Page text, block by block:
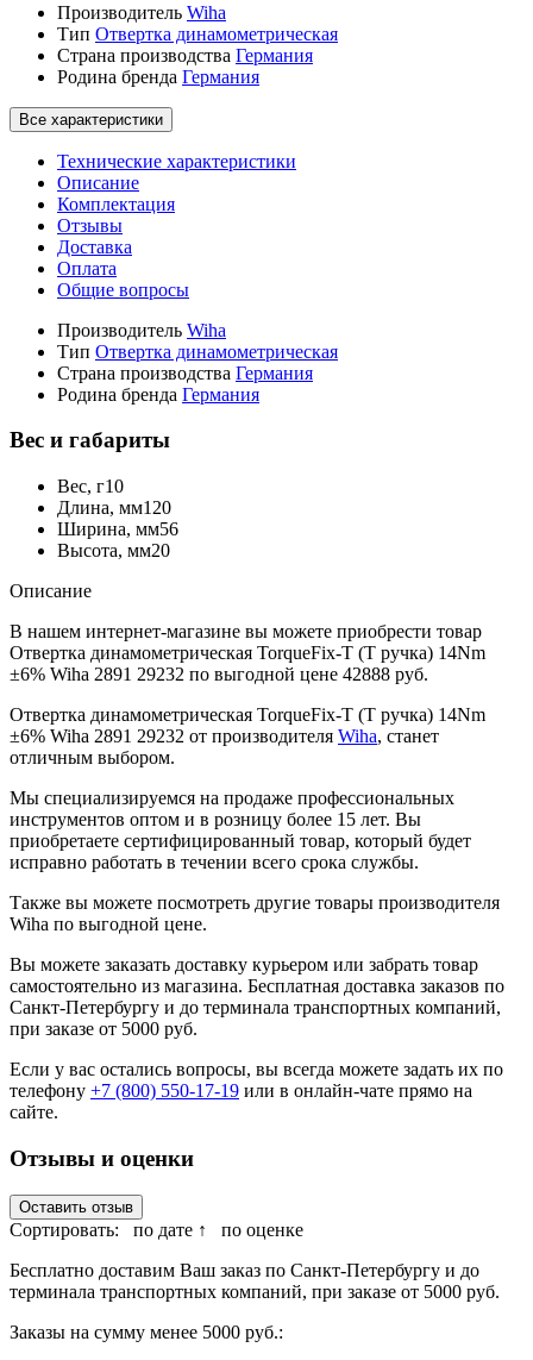
Производитель Wiha
Тип Отвертка динамометрическая
Страна производства Германия
Родина бренда Германия
Все характеристики
Технические характеристики
Описание
Комплектация
Отзывы
Доставка
Оплата
Общие вопросы
Производитель Wiha
Тип Отвертка динамометрическая
Страна производства Германия
Родина бренда Германия
Вес и габариты
Вес, г10
Длина, мм120
Ширина, мм56
Высота, мм20
Описание
В нашем интернет-магазине вы можете приобрести товар
Отвертка динамометрическая TorqueFix-T (Т ручка) 14Nm
±6% Wiha 2891 29232 по выгодной цене 42888 руб.
Отвертка динамометрическая TorqueFix-T (Т ручка) 14Nm
±6% Wiha 2891 29232 от производителя Wiha, станет
отличным выбором.
Мы специализируемся на продаже профессиональных
инструментов оптом и в розницу более 15 лет. Вы
приобретаете сертифицированный товар, который будет
исправно работать в течении всего срока службы.
Также вы можете посмотреть другие товары производителя
Wiha по выгодной цене.
Вы можете заказать доставку курьером или забрать товар
самостоятельно из магазина. Бесплатная доставка заказов по
Санкт-Петербургу и до терминала транспортных компаний,
при заказе от 5000 руб.
Если у вас остались вопросы, вы всегда можете задать их по
телефону +7 (800) 550-17-19 или в онлайн-чате прямо на
сайте.
Отзывы и оценки
Оставить отзыв
Сортировать: по дате ↑
по оценке
Бесплатно доставим Ваш заказ по Санкт-Петербургу и до
терминала транспортных компаний, при заказе от 5000 руб.
Заказы на сумму менее 5000 руб.: